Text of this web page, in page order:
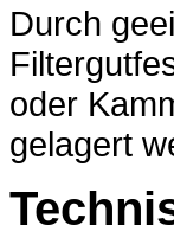
Durch
oder
gelagert